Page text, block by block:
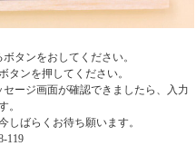
タンをおしてください。
タンを押してください。
ージ画面が確認できましたら、入力
。
しばらくお待ち願います。
119